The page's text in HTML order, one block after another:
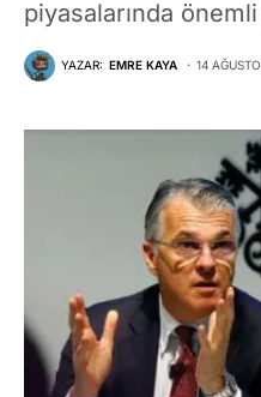
piyasalarında önemli
YAZAR: EMRE KAYA 14